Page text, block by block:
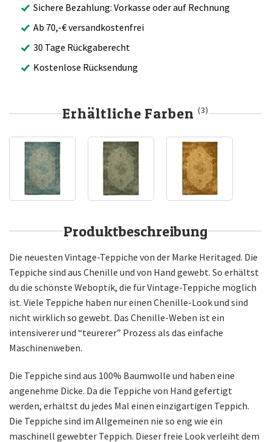
Sichere Bezahlung: Vorkasse oder auf Rechnung
Ab 70,-€ versandkostenfrei
30 Tage Rückgaberecht
Kostenlose Rücksendung
Erhältliche Farben(3)
Produktbeschreibung
Die neuesten Vintage-Teppiche von der Marke Heritaged. Die
Teppiche sind aus Chenille und von Hand gewebt. So erhältst
du die schönste Weboptik, die für Vintage-Teppiche möglich
ist. Viele Teppiche haben nur einen Chenille-Look und sind
nicht wirklich so gewebt. Das Chenille-Weben ist ein
intensiverer und “teurerer” Prozess als das einfache
Maschinenweben.
Die Teppiche sind aus 100% Baumwolle und haben eine
angenehme Dicke. Da die Teppiche von Hand gefertigt
werden, erhältst du jedes Mal einen einzigartigen Teppich.
Die Teppiche sind im Allgemeinen nie so eng wie ein
maschinell gewebter Teppich. Dieser freie Look verleiht dem